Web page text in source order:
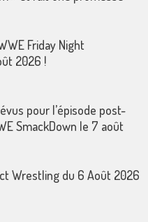
Friday Night
2026 !
pour l’épisode post-
SmackDown le 7 août
Wrestling du 6 Août 2026